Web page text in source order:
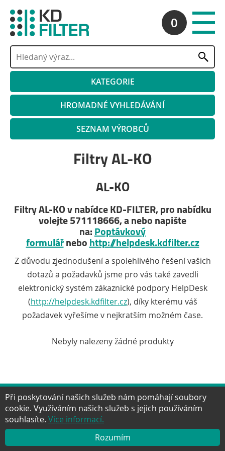
0
KATEGORIE
HROMADNÉ VYHLEDÁVÁNÍ
SEZNAM VÝROBCŮ
Filtry AL-KO
AL-KO
Filtry AL-KO v nabídce KD-FILTER, pro nabídku
volejte 571118666, a nebo napište
na: Poptávkový
formulářnebo http://helpdesk.kdfilter.cz
Z důvodu zjednodušení a spolehlivého řešení vašich
dotazů a požadavků jsme pro vás také zavedli
elektronický systém zákaznické podpory HelpDesk
(http://helpdesk.kdfilter.cz), díky kterému váš
požadavek vyřešíme v nejkratším možném čase.
Nebyly nalezeny žádné produkty
NAHORU Facebook
TwitterGoogle+YouTube
Při poskytování našich služeb nám pomáhají soubory
cookie. Využíváním našich služeb s jejich používáním
souhlasíte. Více informací.
Rozumím